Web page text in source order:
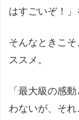
はすごいぞ！」
そんなときこ
ススメ。
「最大級の感
わないが、そ